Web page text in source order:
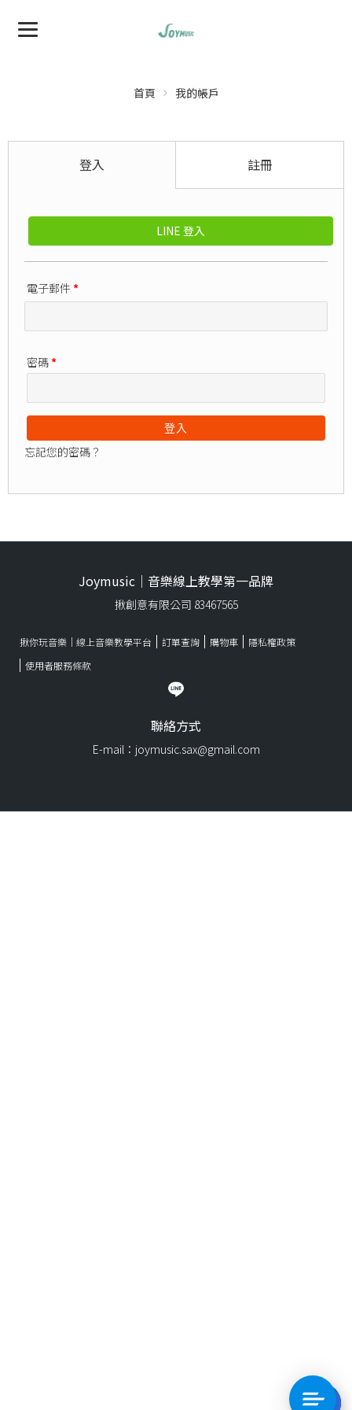
首頁 我的帳戶
登入 註冊
LINE 登入
電子郵件 *
密碼*
登入
忘記您的密碼？
Joymusic｜音樂線上教學第一品牌
揪創意有限公司 83467565
揪你玩音樂｜線上音樂教學平台 訂單查詢 購物車
隱私權政策
使用者服務條款
聯絡方式
E-mail：joymusic.sax@gmail.com